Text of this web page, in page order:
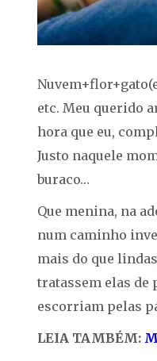
etc. Meu querido
hora que eu,
Justo naquele
buraco…
Que menina, na
num caminho
mais do que
tratassem elas de
escorriam pelas
LEIA TAMBÉM: